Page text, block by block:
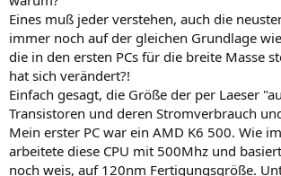
i
m
m
e
i
m
m
e
Eines muß jeder verstehen, auch die
immer noch auf der gleichen Grundlage
die in den ersten PCs für die breite Masse
hat sich verändert?!
Einfach gesagt, die Größe der per Laeser
Transistoren und deren Stromverbrauch
Mein erster PC war ein AMD K6 500. Wie
arbeitete diese CPU mit 500Mhz und
noch weis, auf 120nm Fertigungsgröße.